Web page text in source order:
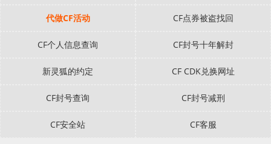
代做CF活动 CF点券被盗找回
CF个人信息查询 CF封号十年解封
新灵狐的约定 CF CDK兑换网址
CF封号查询 CF封号减刑
CF安全站 CF客服